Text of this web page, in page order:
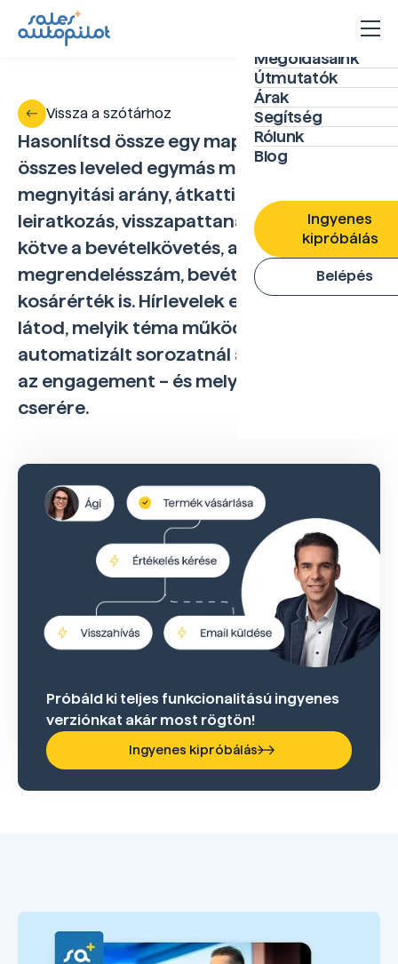
Megoldásaink
Útmutatók
Árak
Segítség
Rólunk
Blog
Ingyenes
kipróbálás
Belépés
Vissza a szótárhoz
Hasonlítsd össze egy mappán belül az
összes leveled egymás mellett –
megnyitási arány, átkattintás,
leiratkozás, visszapattanás, és ha be van
kötve a bevételkövetés, akkor
megrendelésszám, bevétel és átlagos
kosárérték is. Hírlevelek esetén azonnal
látod, melyik téma működik;
automatizált sorozatnál azt, hol csökken
az engagement – és melyik levél szorul
cserére.
Próbáld ki teljes funkcionalitású ingyenes
verziónkat akár most rögtön!
Ingyenes kipróbálás